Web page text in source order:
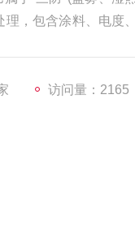
理，包含涂料、电度
访问量：2165